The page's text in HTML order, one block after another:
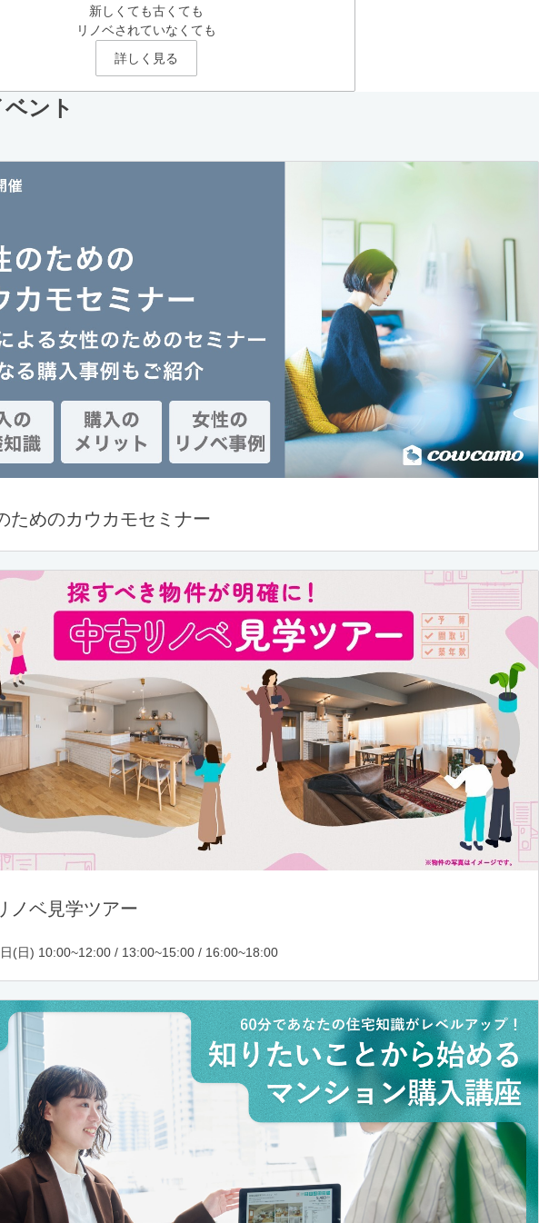
新しくても古くても
リノベされていなくても
詳しく見る
ント
ためのカウカモセミナー
ノベ見学ツアー
(日) 10:00~12:00 / 13:00~15:00 / 16:00~18:00